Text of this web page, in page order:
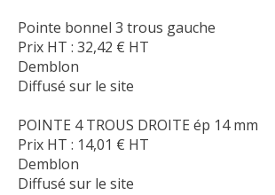
Pointe bonnel 3 trous gauche
Prix HT : 32,42 € HT
Demblon
Diffusé sur le site
POINTE 4 TROUS DROITE ép 14 mm
Prix HT : 14,01 € HT
Demblon
Diffusé sur le site